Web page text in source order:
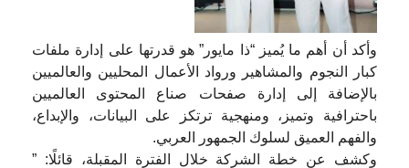
وأكد أن أهم ما يُميز “ذا مايور” هو قدرتها على إدارة ملفات
كبار النجوم والمشاهير ورواد الأعمال المحليين والعالميين
بالإضافة إلى إدارة صفحات صناع المحتوى العالميين
باحترافية وتميز، ومنهجية ترتكز على البيانات، والإبداع،
والفهم العميق لسلوك الجمهور العربي.
وكشف عن خطة الشركة خلال الفترة المقبلة، قائلًا: ”